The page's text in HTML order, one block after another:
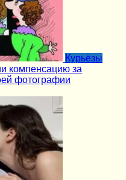
Курьёзы
компенсацию за
фотографии